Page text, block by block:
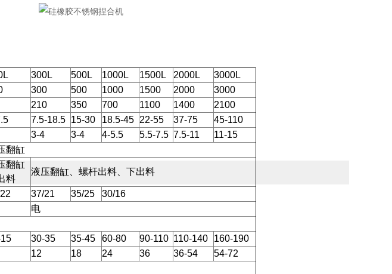
300L 500L 1000L 1500L 2000L
3000L
300 500 1000 1500 2000
3000
210 350 700 1100 1400
2100
7.5-18.5 15-30 18.5-45 22-55 37-75
45-110
3-4 3-4 4-5.5 5.5-7.5 7.5-11 11-15
翻缸
翻缸
料
液压翻缸、螺杆出料、下出料
37/21 35/25
30/16
电
30-35 35-45 60-80 90-110 110-140
160-190
12 18 24 36 36-54
54-72